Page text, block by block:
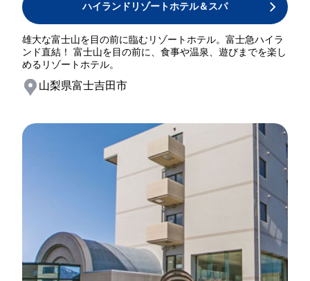
ハイランドリゾートホテル＆スパ
雄大な富士山を目の前に臨むリゾートホテル。富士急ハイラ
ンド直結！ 富士山を目の前に、食事や温泉、遊びまでを楽し
めるリゾートホテル。
山梨県富士吉田市